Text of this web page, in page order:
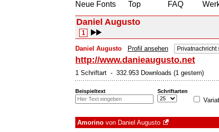
Neue Fonts
Top
FAQ
Daniel Augusto
1
Daniel Augusto Profil ansehen Privatnachricht
http://www.danieaugusto.net
1 Schriftart - 332.953 Downloads (1 gestern)
Beispieltext Schriftarten
Amorino von Daniel Augusto